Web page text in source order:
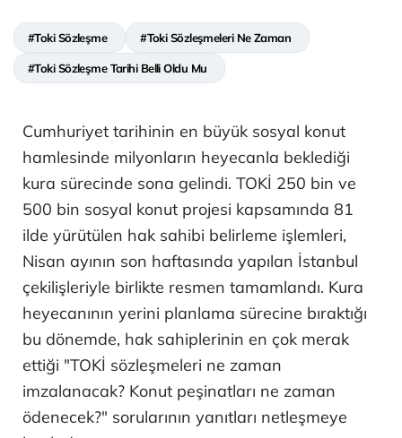
#Toki Sözleşme #Toki Sözleşmeleri Ne Zaman
#Toki Sözleşme Tarihi Belli Oldu Mu
Cumhuriyet tarihinin en büyük sosyal konut
hamlesinde milyonların heyecanla beklediği
kura sürecinde sona gelindi. TOKİ 250 bin ve
500 bin sosyal konut projesi kapsamında 81
ilde yürütülen hak sahibi belirleme işlemleri,
Nisan ayının son haftasında yapılan İstanbul
çekilişleriyle birlikte resmen tamamlandı. Kura
heyecanının yerini planlama sürecine bıraktığı
bu dönemde, hak sahiplerinin en çok merak
ettiği "TOKİ sözleşmeleri ne zaman
imzalanacak? Konut peşinatları ne zaman
ödenecek?" sorularının yanıtları netleşmeye